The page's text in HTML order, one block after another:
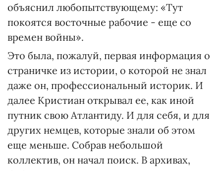
объяснил любопытствующему: «Тут
покоятся восточные рабочие - еще со
времен войны».
Это была, пожалуй, первая информация о
страничке из истории, о которой не знал
даже он, профессиональный историк. И
далее Кристиан открывал ее, как иной
путник свою Атлантиду. И для себя, и для
других немцев, которые знали об этом
еще меньше. Собрав небольшой
коллектив, он начал поиск. В архивах,